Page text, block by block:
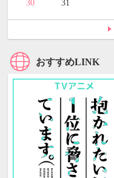
30 31
おすすめLINK